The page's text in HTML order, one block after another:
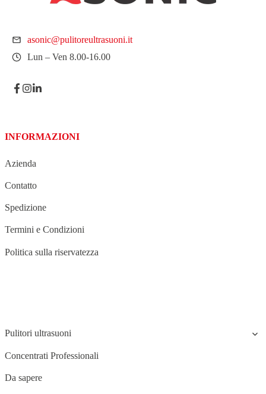
asonic@pulitoreultrasuoni.it
Lun – Ven 8.00-16.00
INFORMAZIONI
Azienda
Contatto
Spedizione
Termini e Condizioni
Politica sulla riservatezza
Pulitori ultrasuoni
Concentrati Professionali
Da sapere